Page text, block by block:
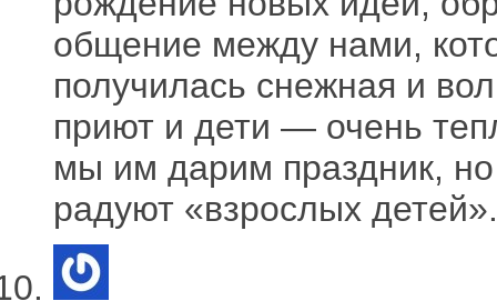
общение между нами,
получилась снежная и
приют и дети — очень
мы им дарим праздник,
радуют «взрослых